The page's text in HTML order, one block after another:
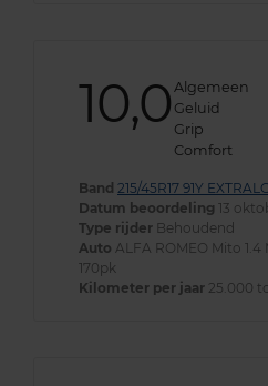
10,0 Algemeen
Geluid
Grip
Comfort
Band 215/45R17 91Y
Datum beoordeling 13
Type rijder Behoudend
Auto ALFA ROMEO Mito
170pk
Kilometer per jaar 25.000